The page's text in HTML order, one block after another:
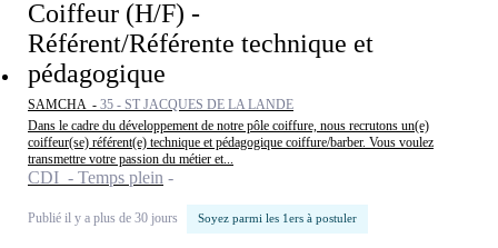
Coiffeur (H/F) -
Référent/Référente technique et
pédagogique
SAMCHA - 35 - ST JACQUES DE LA LANDE
Dans le cadre du développement de notre pôle coiffure, nous recrutons un(e)
coiffeur(se) référent(e) technique et pédagogique coiffure/barber. Vous voulez
transmettre votre passion du métier et...
CDI - Temps plein
Publié il y a plus de 30 jours Soyez parmi les 1ers à postuler